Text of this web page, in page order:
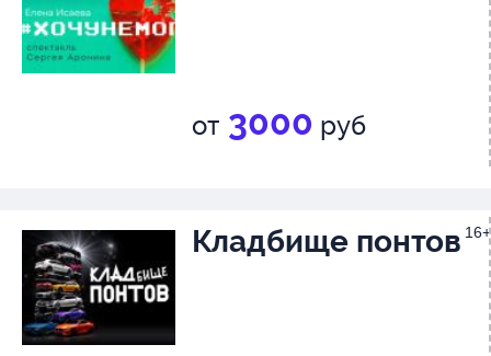
от 3000 руб
Кладбище понтов 16+